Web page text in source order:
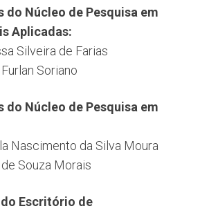
do Núcleo de Pesquisa em
Aplicadas:
Silveira de Farias
Soriano
do Núcleo de Pesquisa em
Nascimento da Silva Moura
Souza Morais
Escritório de